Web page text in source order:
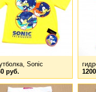
Sonic
руб.